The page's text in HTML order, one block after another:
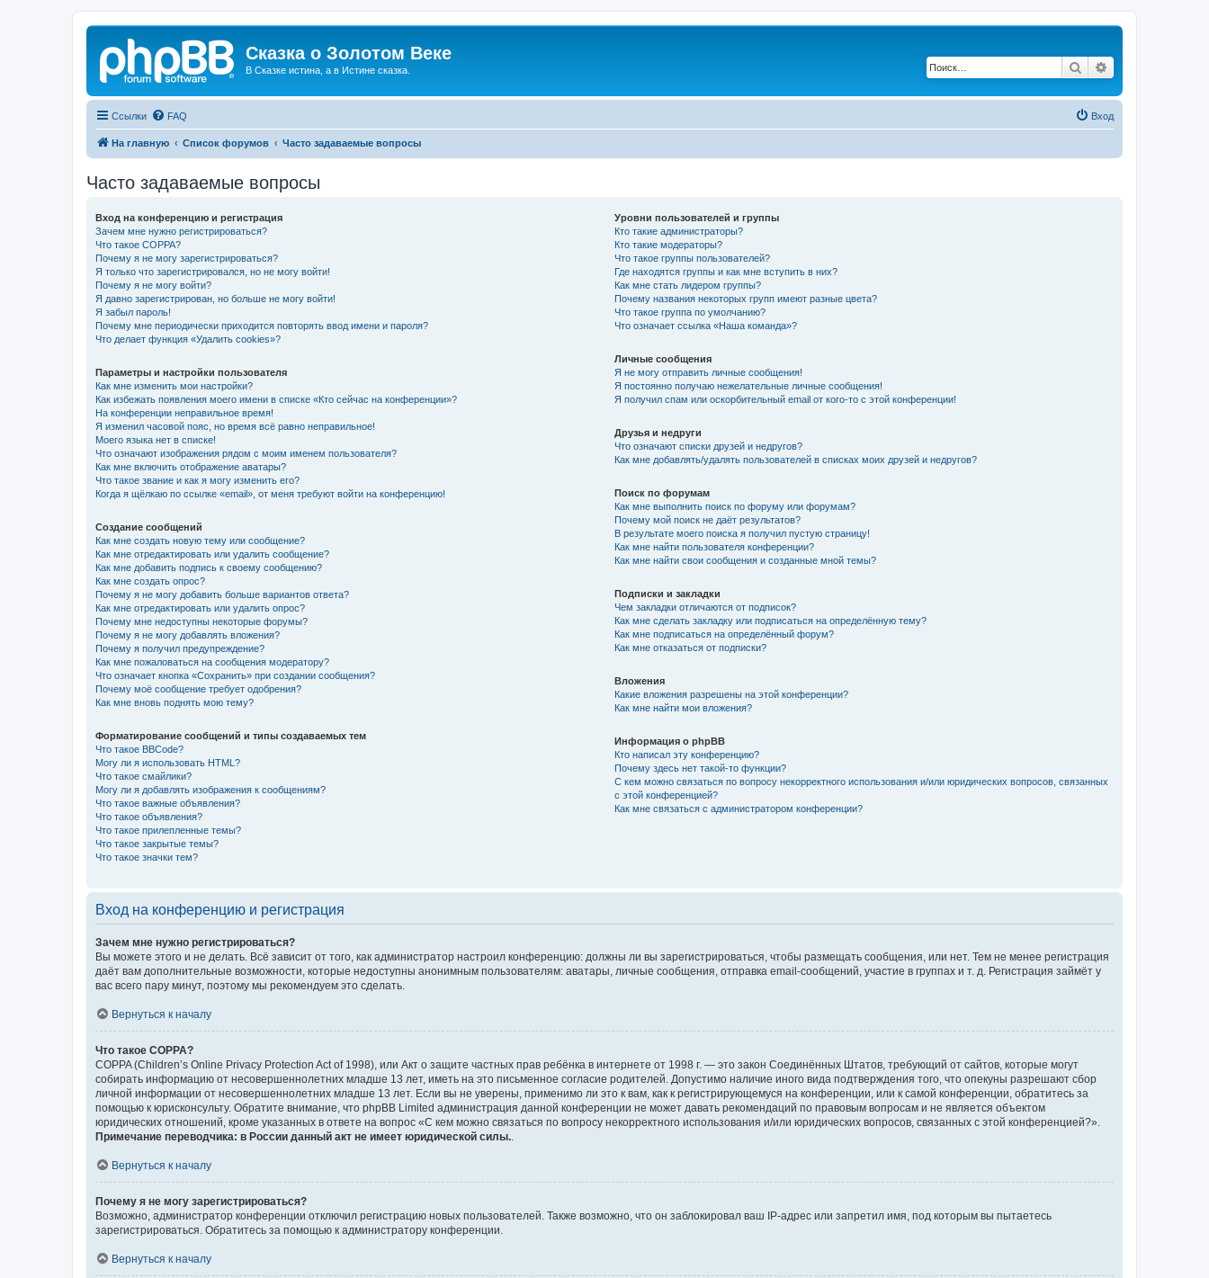
Сказка о Золотом Веке
В Сказке истина, а в Истине сказка. Поиск
Ссылки FAQ Вход
На главную Список форумов Часто задаваемые вопросы
Часто задаваемые вопросы
Вход на конференцию и регистрация
Зачем мне нужно регистрироваться?
Что такое COPPA?
Почему я не могу зарегистрироваться?
Я только что зарегистрировался, но не могу войти!
Почему я не могу войти?
Я давно зарегистрирован, но больше не могу войти!
Я забыл пароль!
Почему мне периодически приходится повторять ввод имени и пароля?
Что делает функция «Удалить cookies»?
Параметры и настройки пользователя
Как мне изменить мои настройки?
Как избежать появления моего имени в списке «Кто сейчас на конференции»?
На конференции неправильное время!
Я изменил часовой пояс, но время всё равно неправильное!
Моего языка нет в списке!
Что означают изображения рядом с моим именем пользователя?
Как мне включить отображение аватары?
Что такое звание и как я могу изменить его?
Когда я щёлкаю по ссылке «email», от меня требуют войти на конференцию!
Создание сообщений
Как мне создать новую тему или сообщение?
Как мне отредактировать или удалить сообщение?
Как мне добавить подпись к своему сообщению?
Как мне создать опрос?
Почему я не могу добавить больше вариантов ответа?
Как мне отредактировать или удалить опрос?
Почему мне недоступны некоторые форумы?
Почему я не могу добавлять вложения?
Почему я получил предупреждение?
Как мне пожаловаться на сообщения модератору?
Что означает кнопка «Сохранить» при создании сообщения?
Почему моё сообщение требует одобрения?
Как мне вновь поднять мою тему?
Форматирование сообщений и типы создаваемых тем
Что такое BBCode?
Могу ли я использовать HTML?
Что такое смайлики?
Могу ли я добавлять изображения к сообщениям?
Что такое важные объявления?
Что такое объявления?
Что такое прилепленные темы?
Что такое закрытые темы?
Что такое значки тем?
Уровни пользователей и группы
Кто такие администраторы?
Кто такие модераторы?
Что такое группы пользователей?
Где находятся группы и как мне вступить в них?
Как мне стать лидером группы?
Почему названия некоторых групп имеют разные цвета?
Что такое группа по умолчанию?
Что означает ссылка «Наша команда»?
Личные сообщения
Я не могу отправить личные сообщения!
Я постоянно получаю нежелательные личные сообщения!
Я получил спам или оскорбительный email от кого-то с этой конференции!
Друзья и недруги
Что означают списки друзей и недругов?
Как мне добавлять/удалять пользователей в списках моих друзей и недругов?
Поиск по форумам
Как мне выполнить поиск по форуму или форумам?
Почему мой поиск не даёт результатов?
В результате моего поиска я получил пустую страницу!
Как мне найти пользователя конференции?
Как мне найти свои сообщения и созданные мной темы?
Подписки и закладки
Чем закладки отличаются от подписок?
Как мне сделать закладку или подписаться на определённую тему?
Как мне подписаться на определённый форум?
Как мне отказаться от подписки?
Вложения
Какие вложения разрешены на этой конференции?
Как мне найти мои вложения?
Информация о phpBB
Кто написал эту конференцию?
Почему здесь нет такой-то функции?
С кем можно связаться по вопросу некорректного использования и/или юридических вопросов, связанных
с этой конференцией?
Как мне связаться с администратором конференции?
Вход на конференцию и регистрация
Зачем мне нужно регистрироваться?
Вы можете этого и не делать. Всё зависит от того, как администратор настроил конференцию: должны ли вы зарегистрироваться, чтобы размещать сообщения, или нет. Тем не менее регистрация
даёт вам дополнительные возможности, которые недоступны анонимным пользователям: аватары, личные сообщения, отправка email-сообщений, участие в группах и т. д. Регистрация займёт у
вас всего пару минут, поэтому мы рекомендуем это сделать.
Вернуться к началу
Что такое COPPA?
COPPA (Children’s Online Privacy Protection Act of 1998), или Акт о защите частных прав ребёнка в интернете от 1998 г. — это закон Соединённых Штатов, требующий от сайтов, которые могут
собирать информацию от несовершеннолетних младше 13 лет, иметь на это письменное согласие родителей. Допустимо наличие иного вида подтверждения того, что опекуны разрешают сбор
личной информации от несовершеннолетних младше 13 лет. Если вы не уверены, применимо ли это к вам, как к регистрирующемуся на конференции, или к самой конференции, обратитесь за
помощью к юрисконсульту. Обратите внимание, что phpBB Limited администрация данной конференции не может давать рекомендаций по правовым вопросам и не является объектом
юридических отношений, кроме указанных в ответе на вопрос «С кем можно связаться по вопросу некорректного использования и/или юридических вопросов, связанных с этой конференцией?».
Примечание переводчика: в России данный акт не имеет юридической силы.
Вернуться к началу
Почему я не могу зарегистрироваться?
Возможно, администратор конференции отключил регистрацию новых пользователей. Также возможно, что он заблокировал ваш IP-адрес или запретил имя, под которым вы пытаетесь
зарегистрироваться. Обратитесь за помощью к администратору конференции.
Вернуться к началу